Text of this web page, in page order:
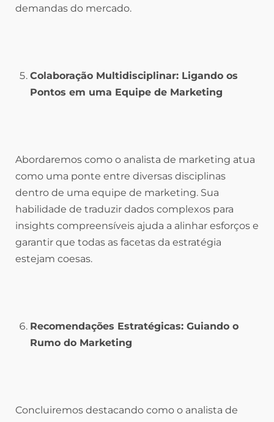
demandas do mercado.
Colaboração Multidisciplinar: Ligando os
Pontos em uma Equipe de Marketing
Abordaremos como o analista de marketing atua
como uma ponte entre diversas disciplinas
dentro de uma equipe de marketing. Sua
habilidade de traduzir dados complexos para
insights compreensíveis ajuda a alinhar esforços e
garantir que todas as facetas da estratégia
estejam coesas.
Recomendações Estratégicas: Guiando o
Rumo do Marketing
Concluiremos destacando como o analista de